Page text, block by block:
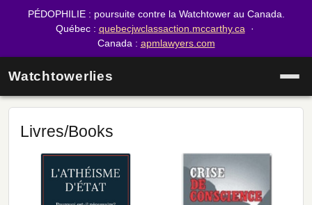
PÉDOPHILIE : poursuite contre la Watchtower au Canada.
Québec : quebecjwclassaction.mccarthy.ca ·
Canada : apmlawyers.com
Watchtowerlies
Livres/Books